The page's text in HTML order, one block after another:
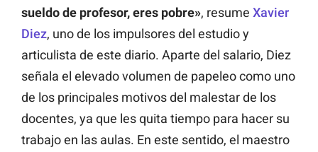
sueldo de profesor, eres pobre», resume Xavier
Diez, uno de los impulsores del estudio y
articulista de este diario. Aparte del salario, Diez
señala el elevado volumen de papeleo como uno
de los principales motivos del malestar de los
docentes, ya que les quita tiempo para hacer su
trabajo en las aulas. En este sentido, el maestro